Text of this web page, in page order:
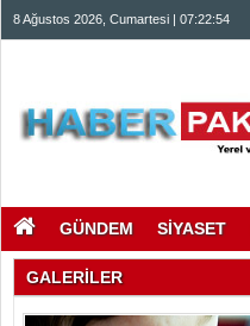
8 Ağustos 2026, Cumartesi | 07:22:54
GÜNDEM SİYASET
GALERİLER